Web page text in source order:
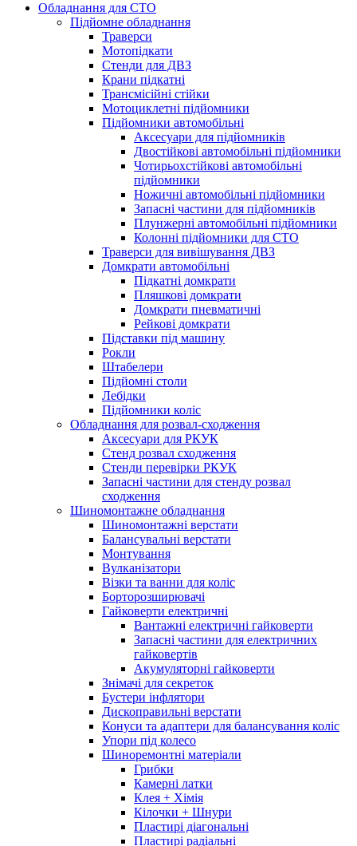
Обладнання для СТО
Підйомне обладнання
Траверси
Мотопідкати
Стенди для ДВЗ
Крани підкатні
Трансмісійні стійки
Мотоциклетні підйомники
Підйомники автомобільні
Аксесуари для підйомників
Двостійкові автомобільні підйомники
Чотирьохстійкові автомобільні
підйомники
Ножичні автомобільні підйомники
Запасні частини для підйомників
Плунжерні автомобільні підйомники
Колонні підйомники для СТО
Траверси для вивішування ДВЗ
Домкрати автомобільні
Підкатні домкрати
Пляшкові домкрати
Домкрати пневматичні
Рейкові домкрати
Підставки під машину
Рокли
Штабелери
Підйомні столи
Лебідки
Підйомники коліс
Обладнання для розвал-сходження
Аксесуари для РКУК
Стенд розвал сходження
Стенди перевірки РКУК
Запасні частини для стенду розвал
сходження
Шиномонтажне обладнання
Шиномонтажні верстати
Балансувальні верстати
Монтування
Вулканізатори
Візки та ванни для коліс
Борторозширювачі
Гайковерти електричні
Вантажні електричні гайковерти
Запасні частини для електричних
гайковертів
Акумуляторні гайковерти
Знімачі для секреток
Бустери інфлятори
Дископравильні верстати
Конуси та адаптери для балансування коліс
Упори під колесо
Шиноремонтні матеріали
Грибки
Камерні латки
Клея + Хімія
Кілочки + Шнури
Пластирі діагональні
Пластирі радіальні